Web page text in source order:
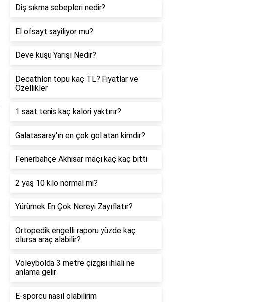
Diş sıkma sebepleri nedir?
El ofsayt sayiliyor mu?
Deve kuşu Yarışı Nedir?
Decathlon topu kaç TL? Fiyatlar ve
Özellikler
1 saat tenis kaç kalori yaktırır?
Galatasaray'ın en çok gol atan kimdir?
Fenerbahçe Akhisar maçı kaç kaç bitti
2 yaş 10 kilo normal mi?
Yürümek En Çok Nereyi Zayıflatır?
Ortopedik engelli raporu yüzde kaç
olursa araç alabilir?
Voleybolda 3 metre çizgisi ihlali ne
anlama gelir
E-sporcu nasıl olabilirim